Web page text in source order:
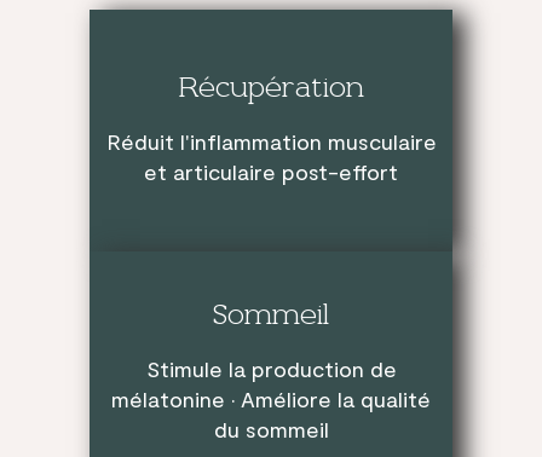
Récupération
Réduit l'inflammation musculaire
et articulaire post-effort
Sommeil
Stimule la production de
mélatonine · Améliore la qualité
du sommeil